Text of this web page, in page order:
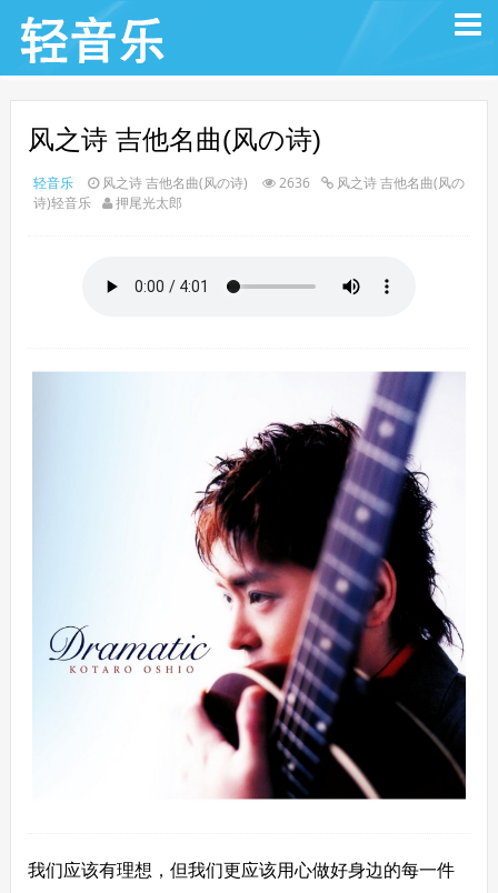
风之诗 吉他名曲(风の诗)
轻音乐 风之诗 吉他名曲(风の诗) 2636
风之诗 吉他名曲(风の
诗)轻音乐
押尾光太郎
我们应该有理想，但我们更应该用心做好身边的每一件